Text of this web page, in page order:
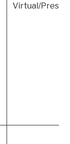
Virtual/